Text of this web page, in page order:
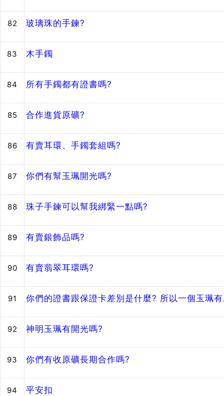
82 玻璃珠的手鍊?
83 木手鐲
84 所有手鐲都有證書嗎?
85 合作進貨原礦?
86 有賣耳環、手鐲套組嗎?
87 你們有幫玉珮開光嗎?
88 珠子手鍊可以幫我綁緊一點嗎?
89 有賣銀飾品嗎?
90 有賣翡翠耳環嗎?
91 你們的證書跟保證卡差別是什麼? 所以一個玉珮
92 神明玉珮有開光嗎?
93 你們有收原礦長期合作嗎?
94 平安扣